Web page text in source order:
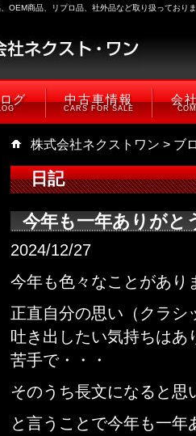
OEM商品、リプロ品、社外品など取り扱っており
グ 中古車情報
CARS FOR SALE
会
株式会社ネクストワン > ブ
日記
今年も一年ありがと
2024/12/27
今年も色々なことがあり
正直自分の思い（クラシ
吐き出したい気持ちはあ
苦手で・・・
そのうち長文になると思
と言うことで今年も一